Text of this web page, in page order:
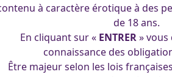
à caractère érotique à des
de 18 ans.
En cliquant sur « ENTRER» vous
connaissance des
Être majeur selon les lois